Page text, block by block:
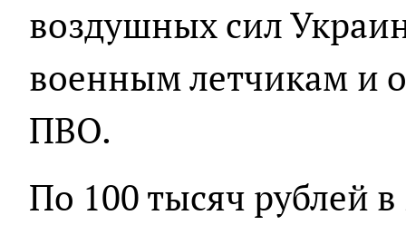
воздушных сил
военным летчикам и
ПВО.
По 100 тысяч рублей